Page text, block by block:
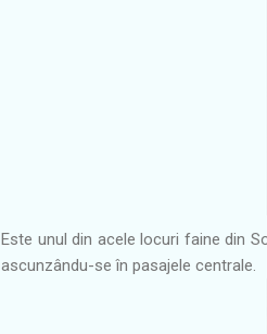
Este unul din acele locuri faine din
ascunzându-se în pasajele centrale.